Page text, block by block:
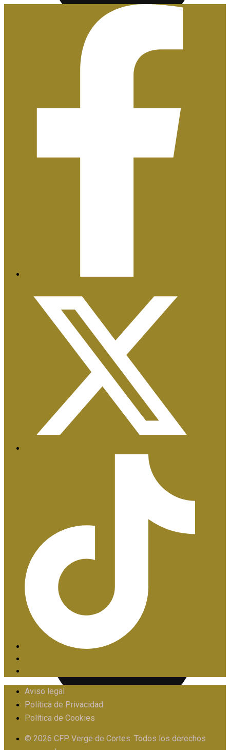
Certificados de Profesionalidad
Certificaciones ISO
Aviso legal
Política de Privacidad
Política de Cookies
© 2026 CFP Verge de Cortes. Todos los derechos